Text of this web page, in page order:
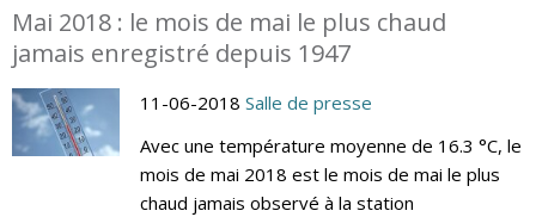
Mai 2018 : le mois de mai le plus chaud
jamais enregistré depuis 1947
11-06-2018 Salle de presse
Avec une température moyenne de 16.3 °C, le
mois de mai 2018 est le mois de mai le plus
chaud jamais observé à la station